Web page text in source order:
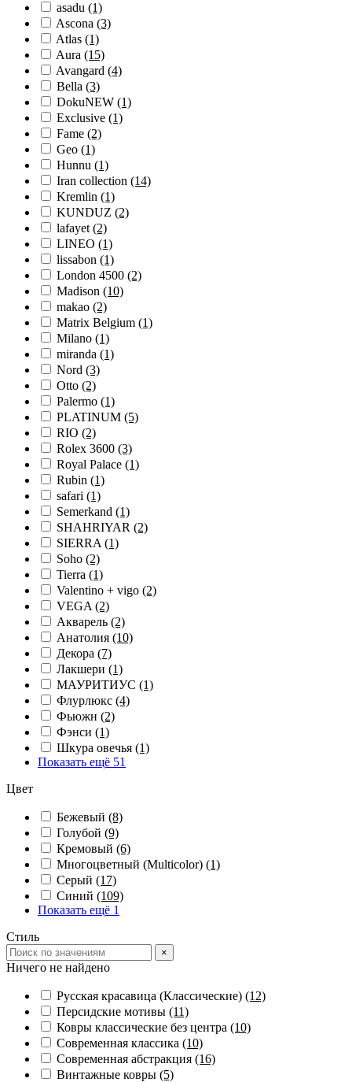
asadu (1)
Ascona (3)
Atlas (1)
Aura (15)
Avangard (4)
Bella (3)
DokuNEW (1)
Exclusive (1)
Fame (2)
Geo (1)
Hunnu (1)
Iran collection (14)
Kremlin (1)
KUNDUZ (2)
lafayet (2)
LINEO (1)
lissabon (1)
London 4500 (2)
Madison (10)
makao (2)
Matrix Belgium (1)
Milano (1)
miranda (1)
Nord (3)
Otto (2)
Palermo (1)
PLATINUM (5)
RIO (2)
Rolex 3600 (3)
Royal Palace (1)
Rubin (1)
safari (1)
Semerkand (1)
SHAHRIYAR (2)
SIERRA (1)
Soho (2)
Tierra (1)
Valentino + vigo (2)
VEGA (2)
Акварель (2)
Анатолия (10)
Декора (7)
Лакшери (1)
МАУРИТИУС (1)
Флурлюкс (4)
Фьюжн (2)
Фэнси (1)
Шкура овечья (1)
Показать ещё 51
Цвет
Бежевый (8)
Голубой (9)
Кремовый (6)
Многоцветный (Multicolor) (1)
Серый (17)
Синий (109)
Показать ещё 1
Стиль
×
Ничего не найдено
Русская красавица (Классические) (12)
Персидские мотивы (11)
Ковры классические без центра (10)
Современная классика (10)
Современная абстракция (16)
Винтажные ковры (5)